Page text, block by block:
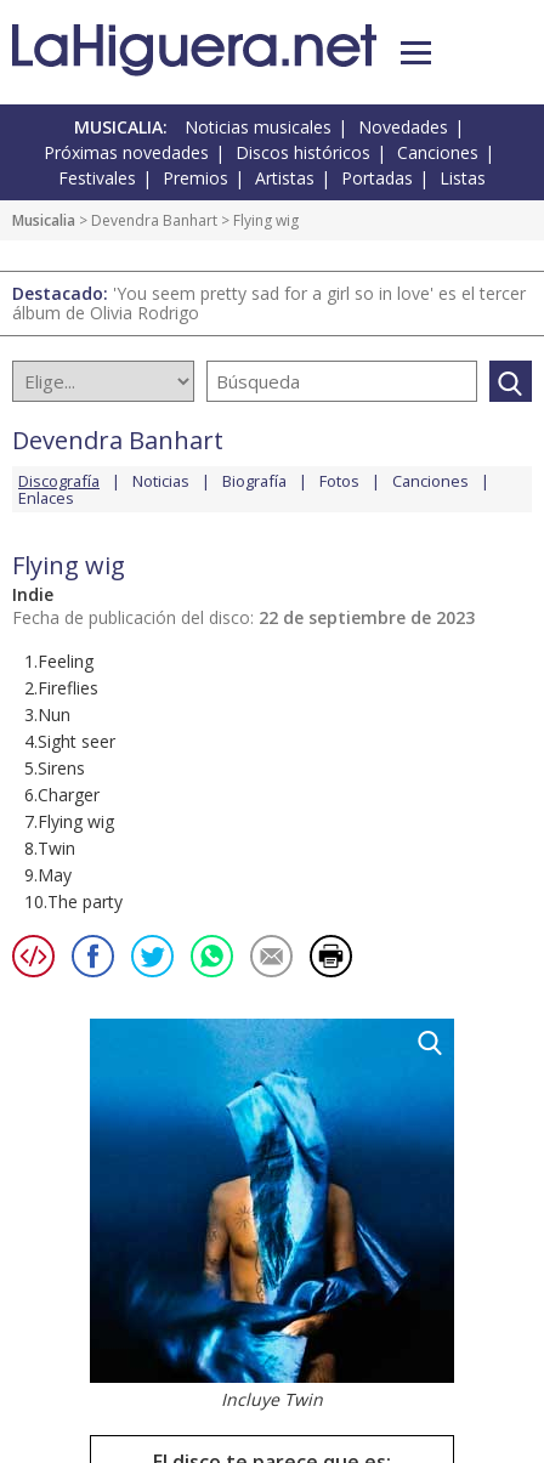
MUSICALIA: Noticias musicales
Novedades
Próximas novedades
Discos históricos
Canciones
Festivales
Premios Artistas Portadas Listas
Musicalia > Devendra Banhart > Flying wig
Destacado: 'You seem pretty sad for a girl so in love' es el tercer
álbum de Olivia Rodrigo
Devendra Banhart
Discografía Noticias Biografía Fotos Canciones
Enlaces
Flying wig
Indie
Fecha de publicación del disco: 22 de septiembre de 2023
1.Feeling
2.Fireflies
3.Nun
4.Sight seer
5.Sirens
6.Charger
7.Flying wig
8.Twin
9.May
10.The party
Incluye Twin